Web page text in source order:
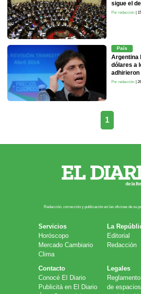
sigue el
Por redacción |
País
Argentina
dólares a
adhirieron
Por redacción |
1
Redacción, corrección y publicación en las oficinas de su
Servicios
Horóscopo
Mercado Cambiario
Clima
La
Editorial
Redacción
Contacto
Conocé El Diario
Publicitá en El Diario
Legales
de